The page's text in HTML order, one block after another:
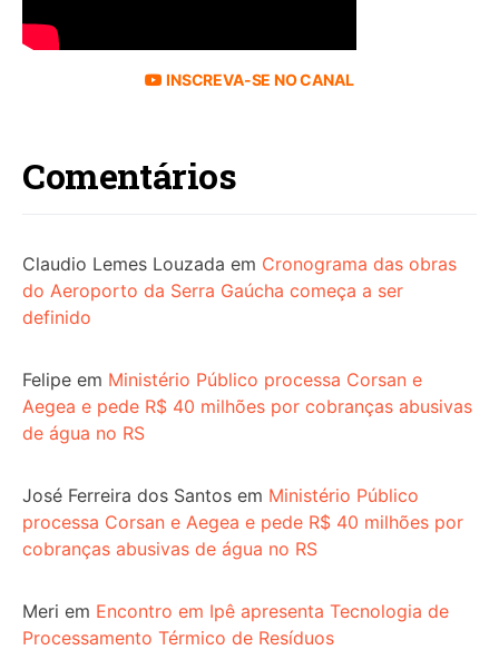
INSCREVA-SE NO CANAL
Comentários
Claudio Lemes Louzada em Cronograma das obras
do Aeroporto da Serra Gaúcha começa a ser
definido
Felipe em Ministério Público processa Corsan e
Aegea e pede R$ 40 milhões por cobranças abusivas
de água no RS
José Ferreira dos Santos em Ministério Público
processa Corsan e Aegea e pede R$ 40 milhões por
cobranças abusivas de água no RS
Meri em Encontro em Ipê apresenta Tecnologia de
Processamento Térmico de Resíduos